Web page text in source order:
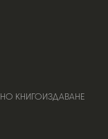
КНИГОИЗДАВАНЕ